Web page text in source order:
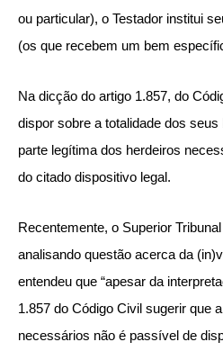
ou particular), o Testador institui
(os que recebem um bem
Na dicção do artigo 1.857, do
dispor sobre a totalidade dos
parte legítima dos herdeiros
do citado dispositivo legal.
Recentemente, o Superior
analisando questão acerca da
entendeu que “apesar da
1.857 do Código Civil sugerir que
necessários não é passível de